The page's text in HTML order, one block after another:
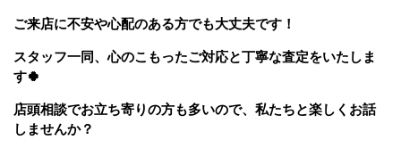
ご来店に不安や心配のある方でも大丈夫です！
スタッフ一同、心のこもったご対応と丁寧な査定をいたしま
す🍀
店頭相談でお立ち寄りの方も多いので、私たちと楽しくお話
しませんか？